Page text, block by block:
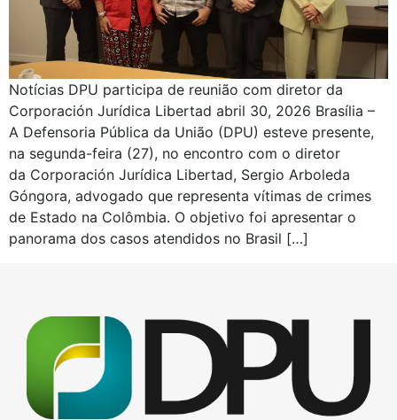
Notícias DPU participa de reunião com diretor da
Corporación Jurídica Libertad abril 30, 2026 Brasília –
A Defensoria Pública da União (DPU) esteve presente,
na segunda-feira (27), no encontro com o diretor
da Corporación Jurídica Libertad, Sergio Arboleda
Góngora, advogado que representa vítimas de crimes
de Estado na Colômbia. O objetivo foi apresentar o
panorama dos casos atendidos no Brasil […]